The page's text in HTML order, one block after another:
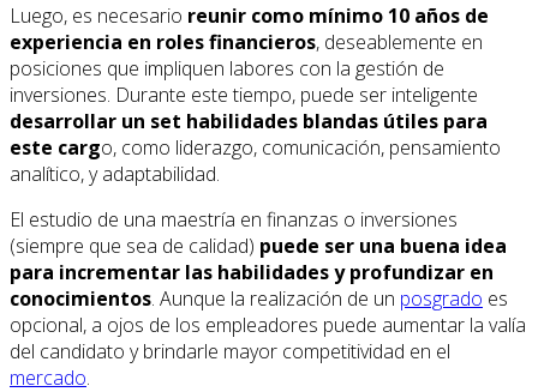
Luego, es necesario reunir como mínimo 10 años de
experiencia en roles financieros, deseablemente en
posiciones que impliquen labores con la gestión de
inversiones. Durante este tiempo, puede ser inteligente
desarrollar un set habilidades blandas útiles para
este cargo, como liderazgo, comunicación, pensamiento
analítico, y adaptabilidad.
El estudio de una maestría en finanzas o inversiones
(siempre que sea de calidad) puede ser una buena idea
para incrementar las habilidades y profundizar en
conocimientos. Aunque la realización de un posgrado es
opcional, a ojos de los empleadores puede aumentar la valía
del candidato y brindarle mayor competitividad en el
mercado.